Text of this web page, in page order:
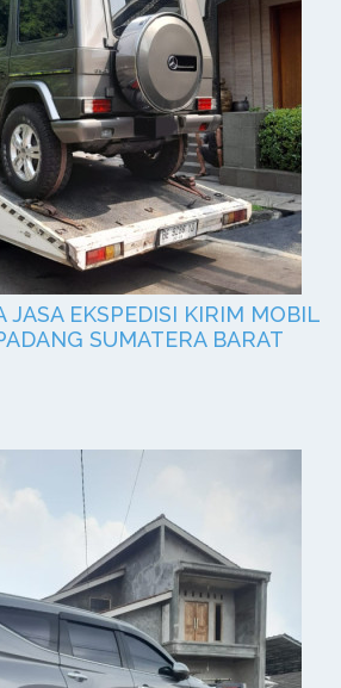
JASA EKSPEDISI KIRIM MOBIL
SUMATERA BARAT